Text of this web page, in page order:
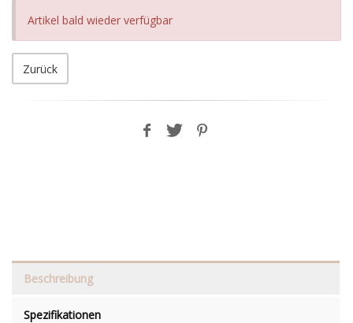
Artikel bald wieder verfügbar
Zurück
Beschreibung
Spezifikationen